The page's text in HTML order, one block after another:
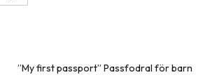
”My first passport” Passfodral för barn